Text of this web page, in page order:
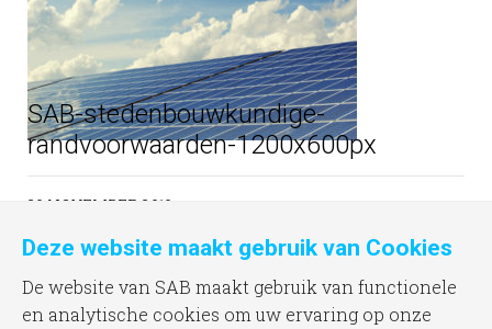
SAB-stedenbouwkundige-
randvoorwaarden-1200x600px
29 NOVEMBER 2019
Deze website maakt gebruik van Cookies
De website van SAB maakt gebruik van functionele
en analytische cookies om uw ervaring op onze